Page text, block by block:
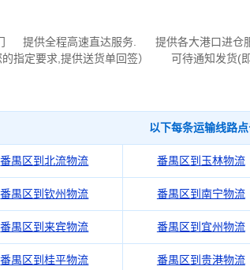
门 提供全程高速直达服务. 提供各大港口
的指定要求,提供送货单回签） 可待通知发货(
以下每条运输线路
番禺区到北流物流 番禺区到玉林物流
番禺区到钦州物流 番禺区到南宁物流
番禺区到来宾物流 番禺区到宜州物流
番禺区到桂平物流 番禺区到贵港物流